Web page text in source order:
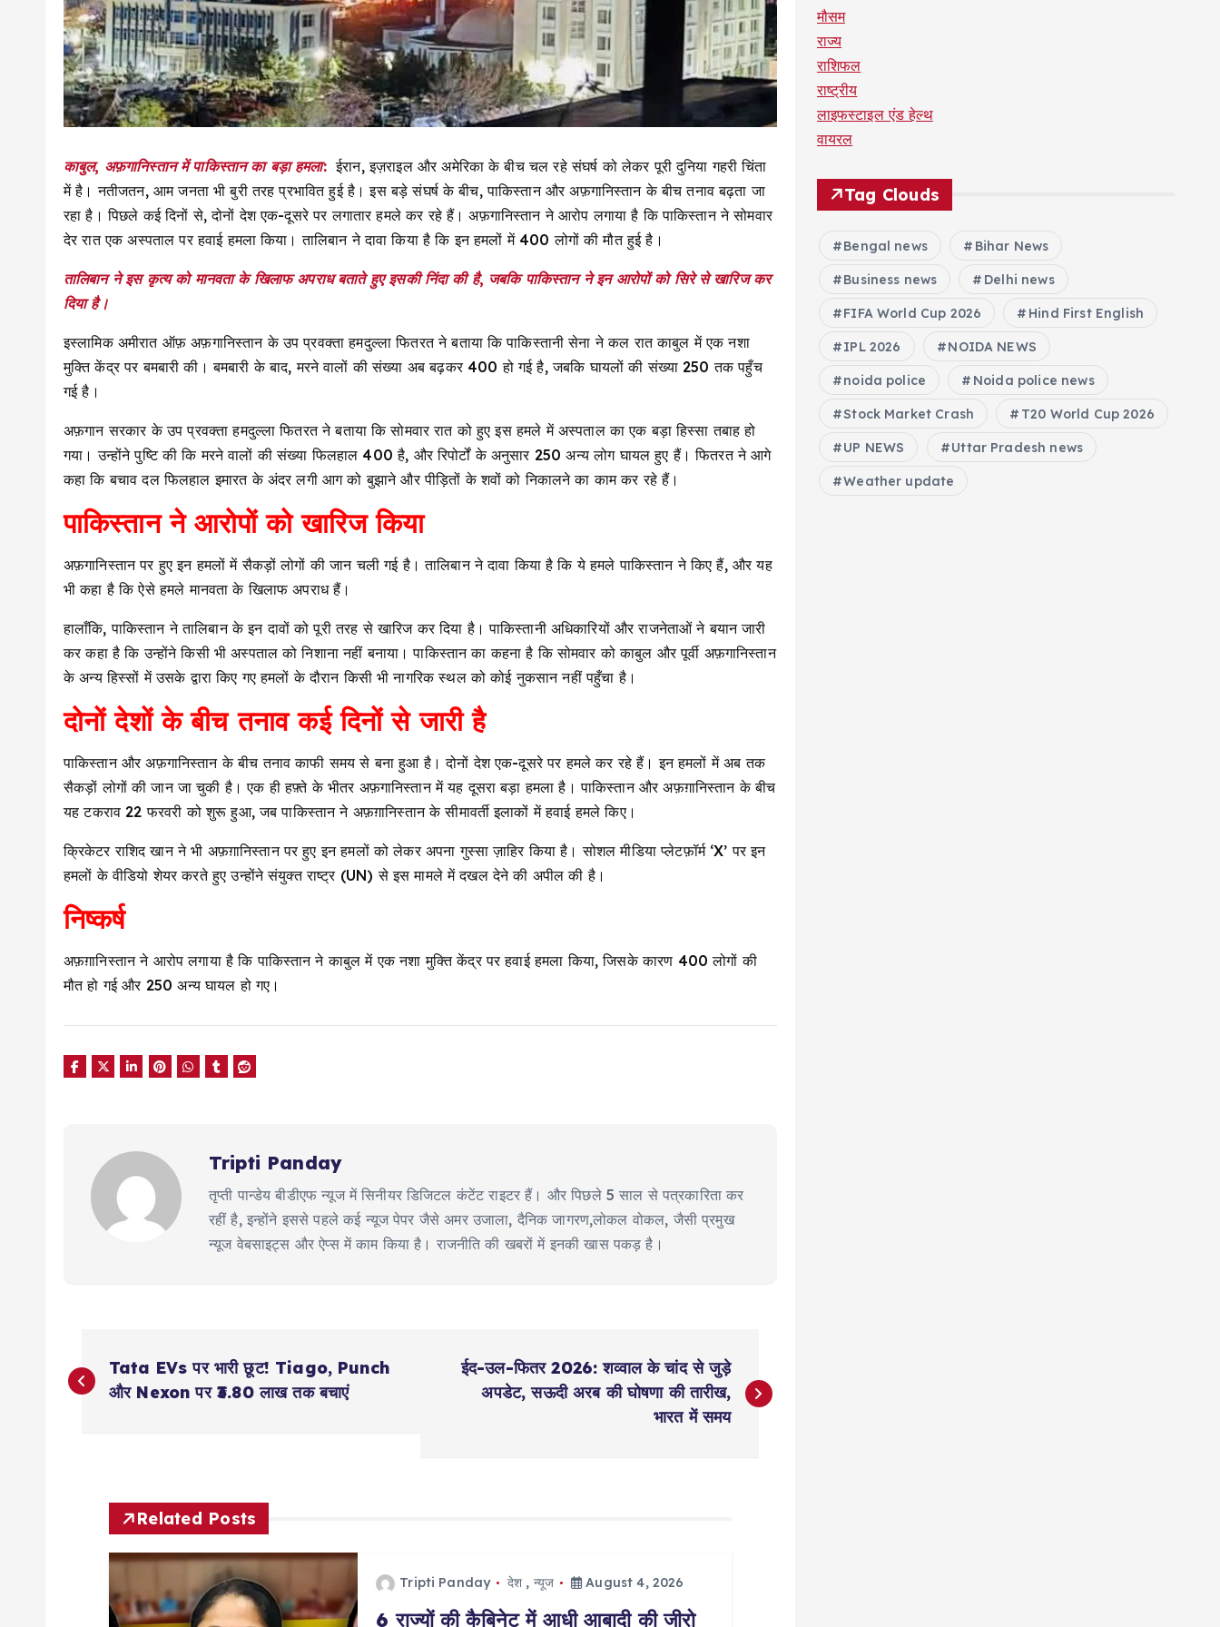
काबुल, अफ़गानिस्तान में पाकिस्तान का बड़ा हमला:ईरान, इज़राइल और अमेरिका के बीच चल रहे संघर्ष को लेकर पूरी दुनिया गहरी चिंता
में है। नतीजतन, आम जनता भी बुरी तरह प्रभावित हुई है। इस बड़े संघर्ष के बीच, पाकिस्तान और अफ़गानिस्तान के बीच तनाव बढ़ता जा
रहा है। पिछले कई दिनों से, दोनों देश एक-दूसरे पर लगातार हमले कर रहे हैं। अफ़गानिस्तान ने आरोप लगाया है कि पाकिस्तान ने सोमवार
देर रात एक अस्पताल पर हवाई हमला किया। तालिबान ने दावा किया है कि इन हमलों में 400 लोगों की मौत हुई है।
तालिबान ने इस कृत्य को मानवता के खिलाफ अपराध बताते हुए इसकी निंदा की है, जबकि पाकिस्तान ने इन आरोपों को सिरे से खारिज कर
दिया है।
इस्लामिक अमीरात ऑफ़ अफ़गानिस्तान के उप प्रवक्ता हमदुल्ला फितरत ने बताया कि पाकिस्तानी सेना ने कल रात काबुल में एक नशा
मुक्ति केंद्र पर बमबारी की। बमबारी के बाद, मरने वालों की संख्या अब बढ़कर 400 हो गई है, जबकि घायलों की संख्या 250 तक पहुँच
गई है।
अफ़गान सरकार के उप प्रवक्ता हमदुल्ला फितरत ने बताया कि सोमवार रात को हुए इस हमले में अस्पताल का एक बड़ा हिस्सा तबाह हो
गया। उन्होंने पुष्टि की कि मरने वालों की संख्या फिलहाल 400 है, और रिपोर्टों के अनुसार 250 अन्य लोग घायल हुए हैं। फितरत ने आगे
कहा कि बचाव दल फिलहाल इमारत के अंदर लगी आग को बुझाने और पीड़ितों के शवों को निकालने का काम कर रहे हैं।
पाकिस्तान ने आरोपों को खारिज किया
अफ़गानिस्तान पर हुए इन हमलों में सैकड़ों लोगों की जान चली गई है। तालिबान ने दावा किया है कि ये हमले पाकिस्तान ने किए हैं, और यह
भी कहा है कि ऐसे हमले मानवता के खिलाफ अपराध हैं।
हालाँकि, पाकिस्तान ने तालिबान के इन दावों को पूरी तरह से खारिज कर दिया है। पाकिस्तानी अधिकारियों और राजनेताओं ने बयान जारी
कर कहा है कि उन्होंने किसी भी अस्पताल को निशाना नहीं बनाया। पाकिस्तान का कहना है कि सोमवार को काबुल और पूर्वी अफ़गानिस्तान
के अन्य हिस्सों में उसके द्वारा किए गए हमलों के दौरान किसी भी नागरिक स्थल को कोई नुकसान नहीं पहुँचा है।
दोनों देशों के बीच तनाव कई दिनों से जारी है
पाकिस्तान और अफ़गानिस्तान के बीच तनाव काफी समय से बना हुआ है। दोनों देश एक-दूसरे पर हमले कर रहे हैं। इन हमलों में अब तक
सैकड़ों लोगों की जान जा चुकी है। एक ही हफ़्ते के भीतर अफ़गानिस्तान में यह दूसरा बड़ा हमला है। पाकिस्तान और अफ़ग़ानिस्तान के बीच
यह टकराव 22 फरवरी को शुरू हुआ, जब पाकिस्तान ने अफ़ग़ानिस्तान के सीमावर्ती इलाकों में हवाई हमले किए।
क्रिकेटर राशिद खान ने भी अफ़ग़ानिस्तान पर हुए इन हमलों को लेकर अपना गुस्सा ज़ाहिर किया है। सोशल मीडिया प्लेटफ़ॉर्म ‘X’ पर इन
हमलों के वीडियो शेयर करते हुए उन्होंने संयुक्त राष्ट्र (UN) से इस मामले में दखल देने की अपील की है।
निष्कर्ष
अफ़ग़ानिस्तान ने आरोप लगाया है कि पाकिस्तान ने काबुल में एक नशा मुक्ति केंद्र पर हवाई हमला किया, जिसके कारण 400 लोगों की
मौत हो गई और 250 अन्य घायल हो गए।
Tripti Panday
तृप्ती पान्डेय बीडीएफ न्यूज में सिनीयर डिजिटल कंटेंट राइटर हैं। और पिछले 5 साल से पत्रकारिता कर
रहीं है, इन्होंने इससे पहले कई न्यूज पेपर जैसे अमर उजाला, दैनिक जागरण,लोकल वोकल, जैसी प्रमुख
न्यूज वेबसाइट्स और ऐप्स में काम किया है। राजनीति की खबरों में इनकी खास पकड़ है।
P
o
Tata EVs पर भारी छूट! Tiago, Punch
और Nexon पर ₹3.80 लाख तक बचाएं
ईद-उल-फितर 2026: शव्वाल के चांद से जुड़े
अपडेट, सऊदी अरब की घोषणा की तारीख,
भारत में समय
Related Posts
Tripti Panday देश , न्यूज August 4, 2026
6 राज्यों की कैबिनेट में आधी आबादी की जीरो
मौसम
राज्य
राशिफल
राष्ट्रीय
लाइफस्टाइल एंड हेल्थ
वायरल
Tag Clouds
Bengal news Bihar News
Business news Delhi news
FIFA World Cup 2026 Hind First English
IPL 2026 NOIDA NEWS
noida police Noida police news
Stock Market Crash T20 World Cup 2026
UP NEWS Uttar Pradesh news
Weather update